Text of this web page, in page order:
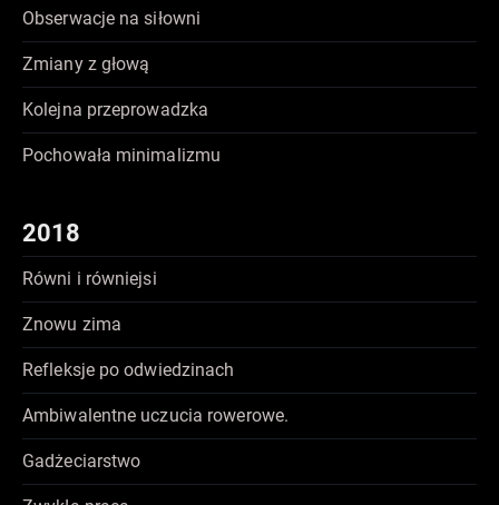
Obserwacje na siłowni
Zmiany z głową
Kolejna przeprowadzka
Pochowała minimalizmu
2018
Równi i równiejsi
Znowu zima
Refleksje po odwiedzinach
Ambiwalentne uczucia rowerowe.
Gadżeciarstwo